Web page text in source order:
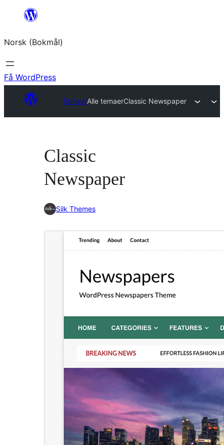
Hopp
innhold
Norsk (Bokmål)
Få WordPress
TemaerAlle temaerClassic Newspaper
Classic
Newspaper
Silk Themes